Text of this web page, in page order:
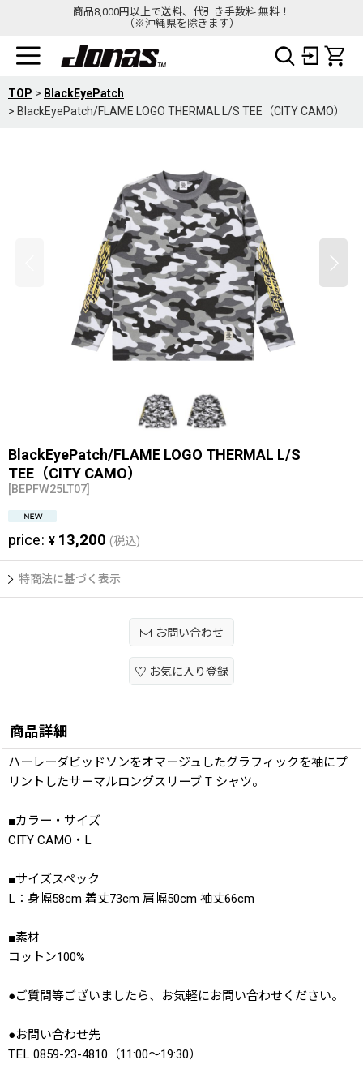
商品8,000円以上で送料、代引き手数料 無料！
（※沖縄県を除きます）
TOP > BlackEyePatch
> BlackEyePatch/FLAME LOGO THERMAL L/S TEE（CITY CAMO）
BlackEyePatch/FLAME LOGO THERMAL L/S
TEE（CITY CAMO）
[BEPFW25LT07]
price: ¥ 13,200 (税込)
特商法に基づく表示
お問い合わせ
お気に入り登録
商品詳細
ハーレーダビッドソンをオマージュしたグラフィックを袖にプ
リントしたサーマルロングスリーブ T シャツ。
■カラー・サイズ
CITY CAMO・L
■サイズスペック
L：身幅58cm 着丈73cm 肩幅50cm 袖丈66cm
■素材
コットン100%
●ご質問等ございましたら、お気軽にお問い合わせください。
●お問い合わせ先
TEL 0859-23-4810（11:00〜19:30）